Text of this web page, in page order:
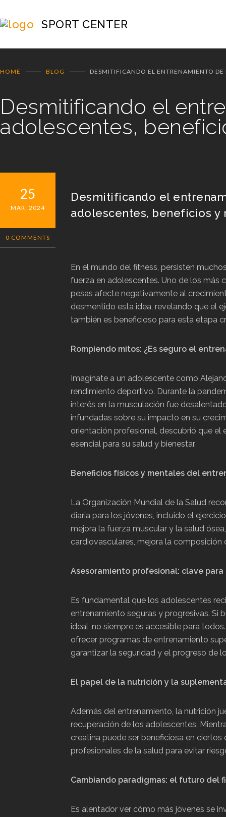
SPORT CENTER
HOME BLOG DESMITIFICANDO EL ENTRENAMIENTO
Desmitificando el
adolescentes,
25
MAR, 2024
0 COMMENTS
Desmitificando el
adolescentes, beneficios y
En el mundo del fitness, persisten
fuerza en adolescentes. Uno de los más
pesas afecte negativamente al
desmentido esta idea, revelando que el
también es beneficioso para esta etapa
Rompiendo mitos: ¿Es seguro el
Imagínate a un adolescente como
rendimiento deportivo. Durante la
interés en la musculación fue
infundadas sobre su impacto en su
orientación profesional, descubrió que el
esencial para su salud y bienestar.
Beneficios físicos y mentales del
La Organización Mundial de la Salud
diaria para los jóvenes, incluido el
mejora la fuerza muscular y la salud
cardiovasculares, mejora la
Asesoramiento profesional: clave
Es fundamental que los adolescentes
entrenamiento seguras y progresivas. Si
ideal, no siempre es accesible para
ofrecer programas de entrenamiento
garantizar la seguridad y el progreso de
El papel de la nutrición y la
Además del entrenamiento, la nutrición
recuperación de los adolescentes.
creatina puede ser beneficiosa en
profesionales de la salud para evitar
Cambiando paradigmas: el futuro del
Es alentador ver cómo más jóvenes se